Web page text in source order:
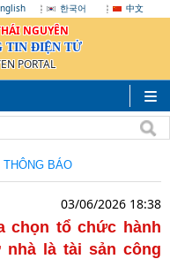
한국어 中文
NGUYÊN
TIN ĐIỆN TỬ
PORTAL
THÔNG BÁO
03/06/2026 18:38
chọn tổ chức hành
là tài sản công